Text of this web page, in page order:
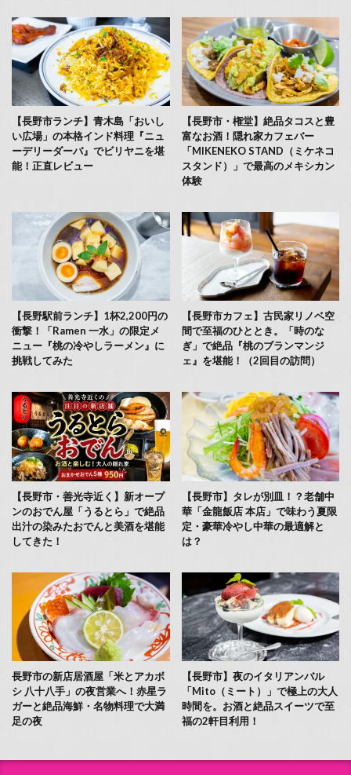
【長野市ランチ】青木島「おいし
い広場」の本格インド料理『ニュ
ーデリーダーバ』でビリヤニを堪
能！正直レビュー
【長野市・権堂】絶品タコスと豊
富なお酒！隠れ家カフェバー
「MIKENEKO STAND（ミケネコ
スタンド）」で最高のメキシカン
体験
【長野駅前ランチ】1杯2,200円の
衝撃！「Ramen 一水」の限定メ
ニュー『桃の冷やしラーメン』に
挑戦してみた
【長野市カフェ】古民家リノベ空
間で至福のひととき。「時のな
ぎ」で絶品『桃のブランマンジ
ェ』を堪能！（2回目の訪問）
【長野市・善光寺近く】新オープ
ンのおでん屋「うるとら」で絶品
出汁の染みたおでんと美酒を堪能
してきた！
【長野市】タレが別皿！？老舗中
華「金龍飯店 本店」で味わう夏限
定・豪華冷やし中華の最適解と
は？
長野市の新店居酒屋「米とアカボ
シ 八十八手」の夜営業へ！赤星ラ
ガーと絶品海鮮・名物料理で大満
足の夜
【長野市】夜のイタリアンバル
「Mito（ミート）」で極上の大人
時間を。お酒と絶品スイーツで至
福の2軒目利用！